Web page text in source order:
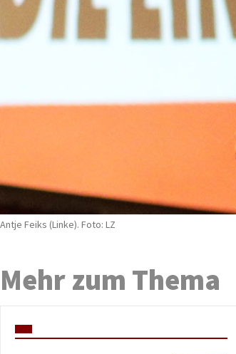
Antje Feiks (Linke). Foto: LZ
Mehr zum Thema